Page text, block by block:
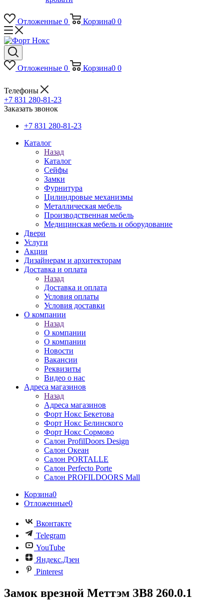
Отложенные 0 Корзина0 0
Отложенные 0 Корзина0 0
Телефоны
+7 831 280-81-23
Заказать звонок
+7 831 280-81-23
Каталог
Назад
Каталог
Сейфы
Замки
Фурнитура
Цилиндровые механизмы
Металлическая мебель
Производственная мебель
Медицинская мебель и оборудование
Двери
Услуги
Акции
Дизайнерам и архитекторам
Доставка и оплата
Назад
Доставка и оплата
Условия оплаты
Условия доставки
О компании
Назад
О компании
О компании
Новости
Вакансии
Реквизиты
Видео о нас
Адреса магазинов
Назад
Адреса магазинов
Форт Нокс Бекетова
Форт Нокс Белинского
Форт Нокс Сормово
Салон ProfilDoors Design
Салон Океан
Салон PORTALLE
Салон Perfecto Portе
Салон PROFILDOORS Mall
Корзина0
Отложенные0
Вконтакте
Telegram
YouTube
Яндекс.Дзен
Pinterest
Замок врезной Меттэм ЗВ8 260.0.1